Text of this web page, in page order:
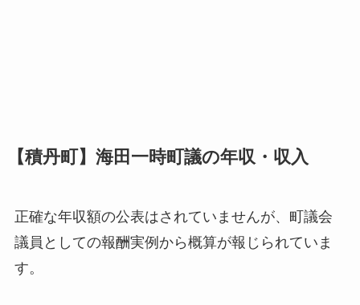
【積丹町】海田一時町議の年収・収入
正確な年収額の公表はされていませんが、町議会
議員としての報酬実例から概算が報じられていま
す。